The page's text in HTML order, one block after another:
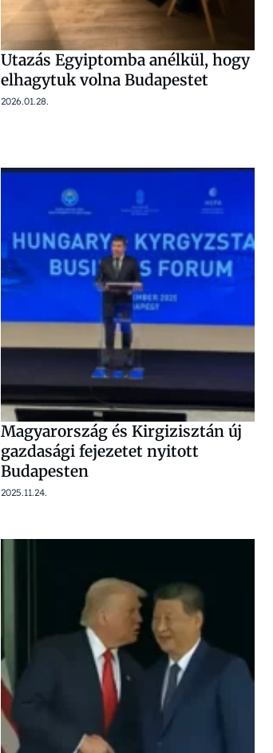
Utazás Egyiptomba anélkül, hogy
elhagytuk volna Budapestet
2026.01.28.
Magyarország és Kirgizisztán új
gazdasági fejezetet nyitott
Budapesten
2025.11.24.